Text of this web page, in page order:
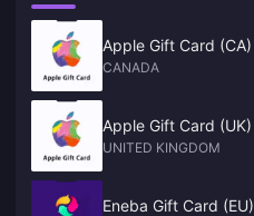
Apple Gift Card (CA)
CANADA
Apple Gift Card (UK)
UNITED KINGDOM
Eneba Gift Card (EU)